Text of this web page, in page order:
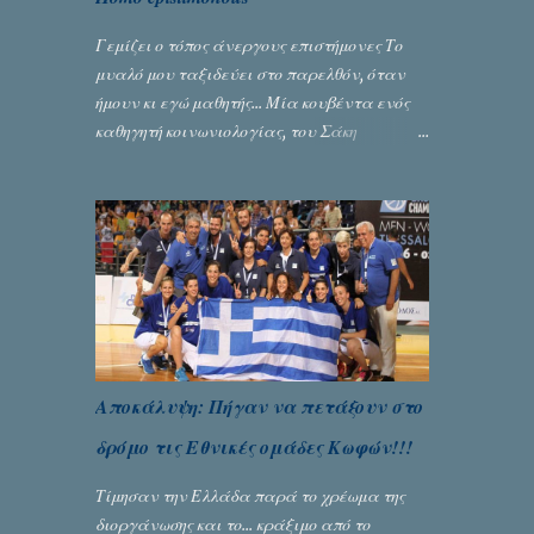
Γεμίζει ο τόπος άνεργους επιστήμονες Το
μυαλό μου ταξιδεύει στο παρελθόν, όταν
ήμουν κι εγώ μαθητής... Μία κουβέντα ενός
καθηγητή κοινωνιολογίας, του Σάκη
Γράφει ο Σταύρος Αλευρογιάννης
Αποκάλυψη: Πήγαν να πετάξουν στο
δρόμο τις Εθνικές ομάδες Κωφών!!!
Τίμησαν την Ελλάδα παρά το χρέωμα της
διοργάνωσης και το... κράξιμο από το